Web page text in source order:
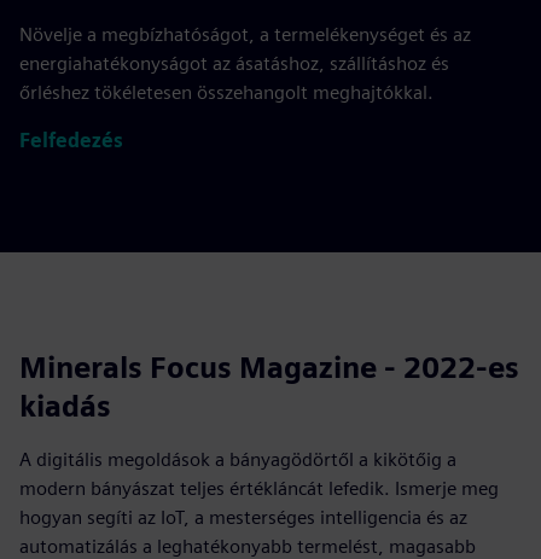
Növelje a megbízhatóságot, a termelékenységet és az
energiahatékonyságot az ásatáshoz, szállításhoz és
őrléshez tökéletesen összehangolt meghajtókkal.
Felfedezés
Minerals Focus Magazine - 2022-es
kiadás
A digitális megoldások a bányagödörtől a kikötőig a
modern bányászat teljes értékláncát lefedik. Ismerje meg
hogyan segíti az IoT, a mesterséges intelligencia és az
automatizálás a leghatékonyabb termelést, magasabb